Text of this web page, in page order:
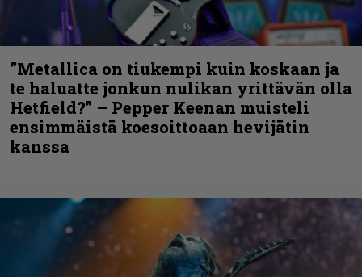
”Metallica on tiukempi kuin koskaan ja
te haluatte jonkun nulikan yrittävän olla
Hetfield?” – Pepper Keenan muisteli
ensimmäistä koesoittoaan hevijätin
kanssa